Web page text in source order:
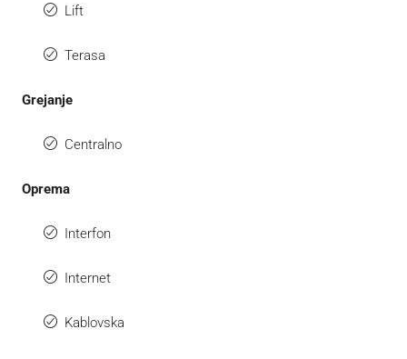
Lift
Terasa
Grejanje
Centralno
Oprema
Interfon
Internet
Kablovska